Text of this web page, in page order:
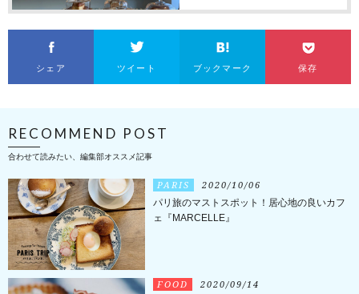
シェア ツイート ブックマーク 保存
RECOMMEND POST
合わせて読みたい、編集部オススメ記事
PARIS 2020/10/06
パリ旅のマストスポット！居心地の良いカフ
ェ『MARCELLE』
FOOD 2020/09/14